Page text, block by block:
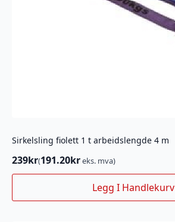
Sirkelsling fiolett 1 t arbeidslengde 4 m
239kr(191.20kreks. mva)
Legg I Handlekurv